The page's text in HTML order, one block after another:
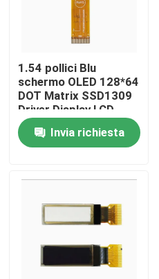
Casa
Video
Manifestazione di VR
1.54 pollici Blu
schermo OLED 128*64
DOT Matrix SSD1309
Driver Display LCD
monocromo
Invia richiesta